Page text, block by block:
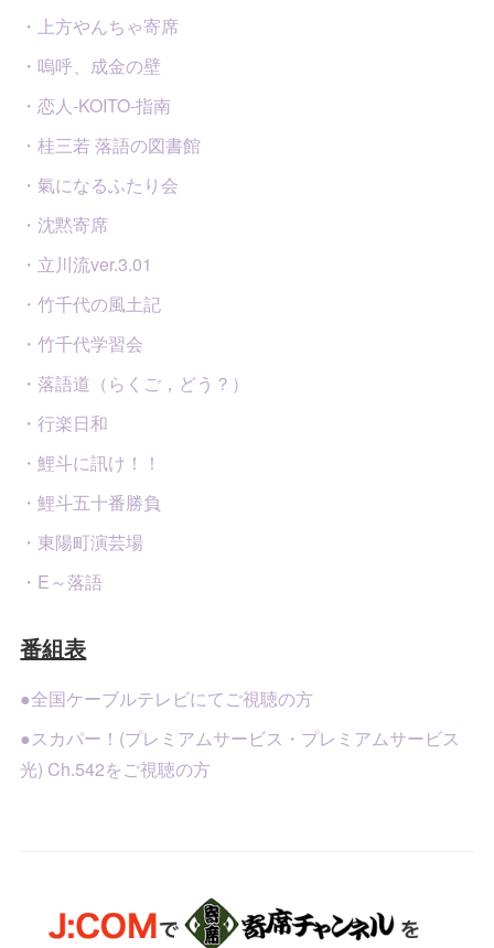
・上方やんちゃ寄席
・嗚呼、成金の壁
・恋人-KOITO-指南
・桂三若 落語の図書館
・氣になるふたり会
・沈黙寄席
・立川流ver.3.01
・竹千代の風土記
・竹千代学習会
・落語道（らくご，どう？）
・行楽日和
・鯉斗に訊け！！
・鯉斗五十番勝負
・東陽町演芸場
・E～落語
番組表
●全国ケーブルテレビにてご視聴の方
●スカパー！(プレミアムサービス・プレミアムサービス
光) Ch.542をご視聴の方